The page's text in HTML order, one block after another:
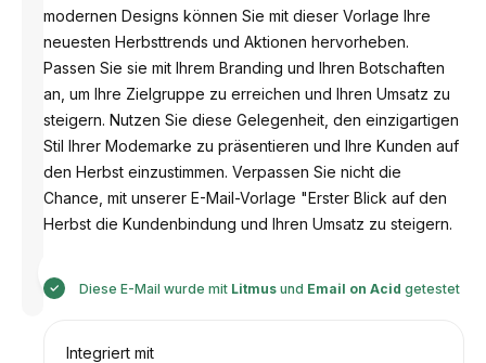
Anastasiia
modernen Designs können Sie mit dieser Vorlage Ihre
neuesten Herbsttrends und Aktionen hervorheben.
Passen Sie sie mit Ihrem Branding und Ihren Botschaften
an, um Ihre Zielgruppe zu erreichen und Ihren Umsatz zu
steigern. Nutzen Sie diese Gelegenheit, den einzigartigen
Stil Ihrer Modemarke zu präsentieren und Ihre Kunden auf
den Herbst einzustimmen. Verpassen Sie nicht die
Chance, mit unserer E-Mail-Vorlage "Erster Blick auf den
Herbst die Kundenbindung und Ihren Umsatz zu steigern.
Diese E-Mail wurde mit Litmusund Email on Acid getestet
Integriert mit